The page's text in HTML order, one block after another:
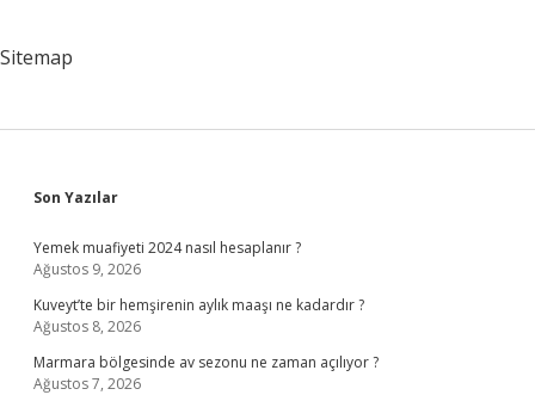
Sitemap
Sidebar
Son Yazılar
Yemek muafiyeti 2024 nasıl hesaplanır ?
Ağustos 9, 2026
Kuveyt’te bir hemşirenin aylık maaşı ne kadardır ?
Ağustos 8, 2026
Marmara bölgesinde av sezonu ne zaman açılıyor ?
Ağustos 7, 2026